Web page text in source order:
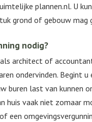
plannen.nl. U
grond of gebouw mag
nodig?
architect of
ondervinden. Begint u
buren last van kunnen
huis vaak niet zomaar
een